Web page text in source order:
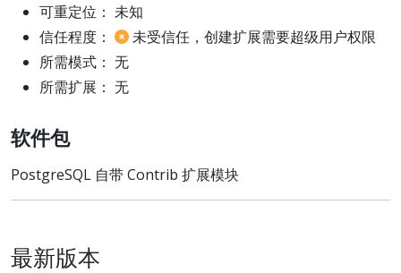
可重定位： 未知
信任程度：
未受信任，创建扩展需要超级用户权限
所需模式： 无
所需扩展： 无
软件包
PostgreSQL 自带 Contrib 扩展模块
最新版本